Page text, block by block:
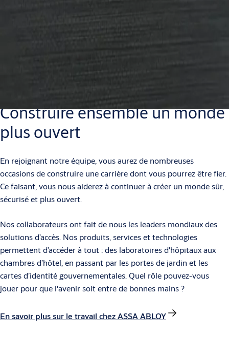
Construire ensemble un monde
plus ouvert
En rejoignant notre équipe, vous aurez de nombreuses
occasions de construire une carrière dont vous pourrez être fier.
Ce faisant, vous nous aiderez à continuer à créer un monde sûr,
sécurisé et plus ouvert.
Nos collaborateurs ont fait de nous les leaders mondiaux des
solutions d’accès. Nos produits, services et technologies
permettent d’accéder à tout : des laboratoires d'hôpitaux aux
chambres d’hôtel, en passant par les portes de jardin et les
cartes d’identité gouvernementales. Quel rôle pouvez-vous
jouer pour que l'avenir soit entre de bonnes mains ?
En savoir plus sur le travail chez ASSA ABLOY